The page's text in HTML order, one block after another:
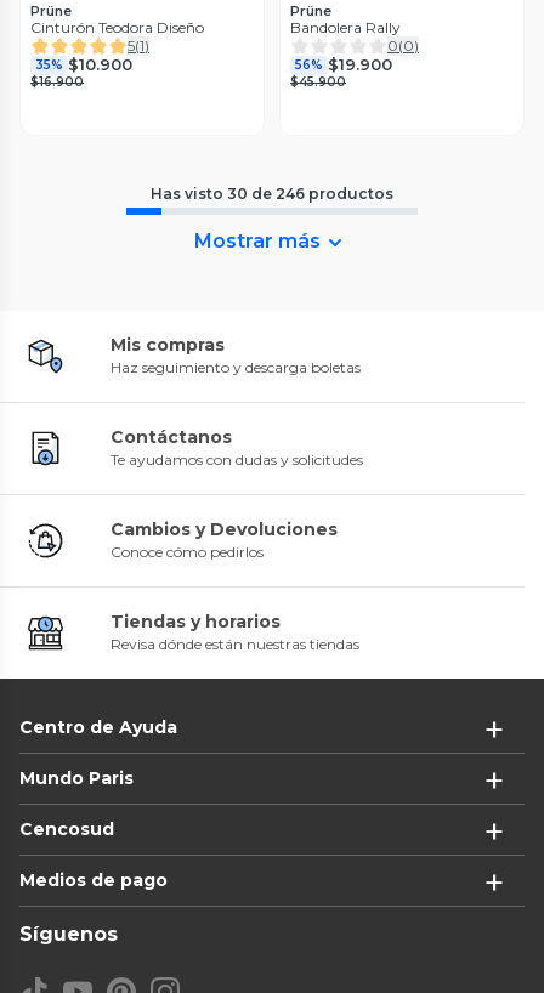
Prüne
Cinturón Teodora Diseño
5(1)
35% $10.900
$16.900
Prüne
Bandolera Rally
0(0)
56% $19.900
$45.900
Has visto 30 de 246 productos
Mostrar más
Mis compras
Haz seguimiento y descarga boletas
Contáctanos
Te ayudamos con dudas y solicitudes
Cambios y Devoluciones
Conoce cómo pedirlos
Tiendas y horarios
Revisa dónde están nuestras tiendas
Centro de Ayuda
Mundo Paris
Cencosud
Medios de pago
Síguenos